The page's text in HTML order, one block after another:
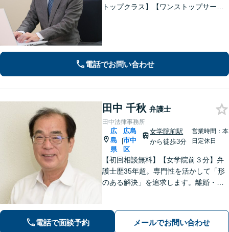
トップクラス】【ワンストップサービ
遺言・相続、債務整理など、幅広い分
野に対応」
電話でお問い合わせ
田中 千秋 弁護士
田中法律事務所
広
島
県
|
広島
市中
区
女学院前駅
から徒歩3分
営業時間：本
日定休日
【初回相談無料】【女学院前３分】弁
護士歴35年超。専門性を活かして「形
のある解決」を追求します。離婚・債
話しやすい弁護士に是非ご相談くださ
い。（合同庁舎内郵便局近く）
電話で面談予約 メールでお問い合わせ